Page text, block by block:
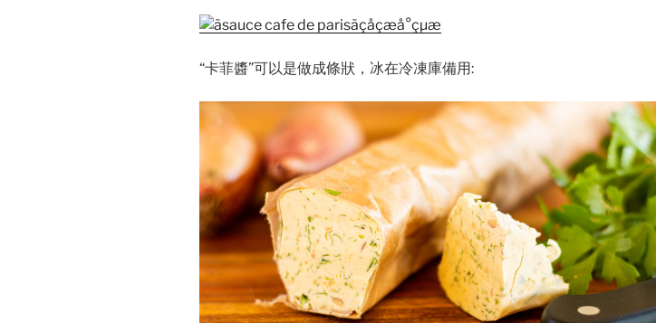
“卡菲醬”可以是做成條狀，冰在冷凍庫備用: